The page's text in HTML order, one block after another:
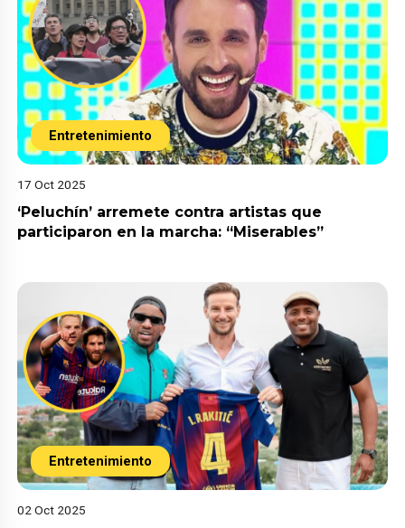
Entretenimiento
17 Oct 2025
‘Peluchín’ arremete contra artistas que
participaron en la marcha: “Miserables”
Entretenimiento
02 Oct 2025